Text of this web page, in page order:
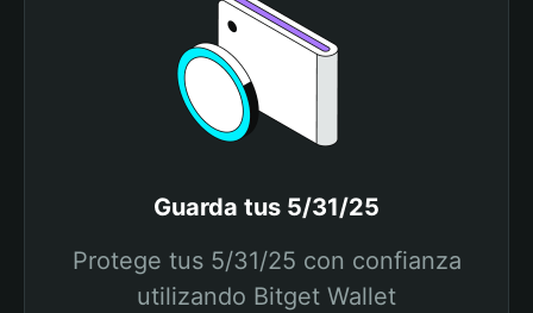
Guarda tus 5/31/25
Protege tus 5/31/25 con confianza
utilizando Bitget Wallet